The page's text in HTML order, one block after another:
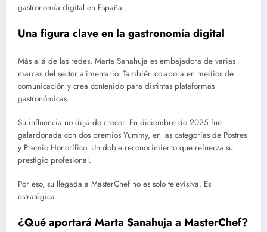
gastronomía digital en España.
Una figura clave en la gastronomía digital
Más allá de las redes, Marta Sanahuja es embajadora de varias
marcas del sector alimentario. También colabora en medios de
comunicación y crea contenido para distintas plataformas
gastronómicas.
Su influencia no deja de crecer. En diciembre de 2025 fue
galardonada con dos premios Yummy, en las categorías de Postres
y Premio Honorífico. Un doble reconocimiento que refuerza su
prestigio profesional.
Por eso, su llegada a MasterChef no es solo televisiva. Es
estratégica.
¿Qué aportará Marta Sanahuja a MasterChef?